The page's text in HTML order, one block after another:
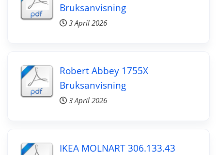
Bruksanvisning
3 April 2026
Robert Abbey 1755X
Bruksanvisning
3 April 2026
IKEA MOLNART 306.133.43